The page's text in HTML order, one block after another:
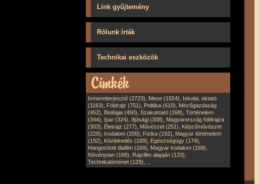
Link gyűjtemény
Rólunk írták
Technikai eszközök
Ismeretterjesztő (2723), Mese (1554), Iskolai, oktató
(1163), Földrajz (751), Politika (610), Mezőgazdaság
(452), Biológia (450), Szakoktató (398), Történelem
(344), Ipar (324), Ifjúsági (308), Magyarország földrajza
(303), Életrajz (277), Művészet (251), Képzőművészet
(229), Irodalom (200), Fizika (192), Magyar történelem
(192), Közlekedés (189), Egészségügy (174),
Hangosított diafilm (169), Magyar irodalom (169),
Növénytan (168), Rajzfilm alapján (133),
Technikatörténet (129),